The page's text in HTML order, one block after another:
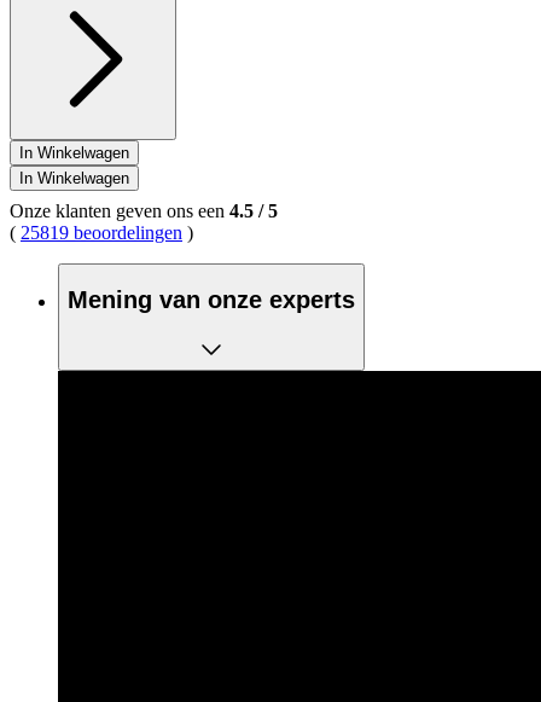
In Winkelwagen
In Winkelwagen
Onze klanten geven ons een 4.5 /5
( 25819 beoordelingen )
Mening van onze experts